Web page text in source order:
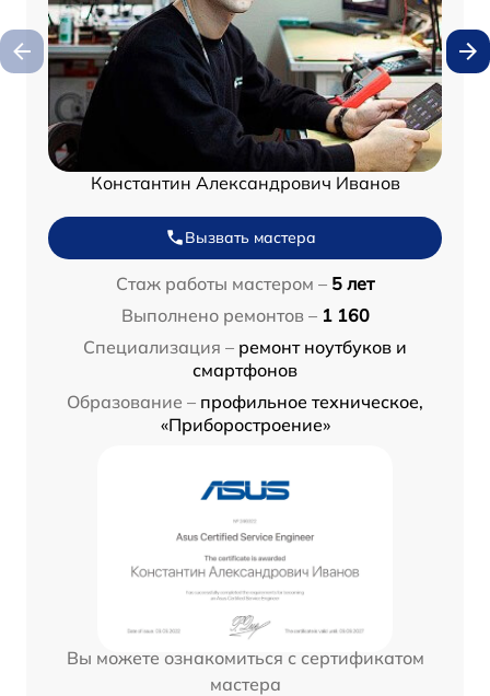
Константин Александрович Иванов
Вызвать мастера
Стаж работы мастером – 5 лет
Выполнено ремонтов – 1 160
Специализация – ремонт ноутбуков и
смартфонов
Образование – профильное техническое,
«Приборостроение»
Вы можете ознакомиться с сертификатом
мастера